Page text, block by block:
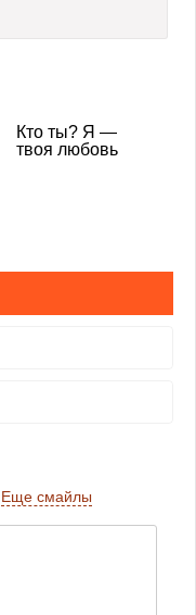
Кто ты? Я —
твоя любовь
Еще смайлы